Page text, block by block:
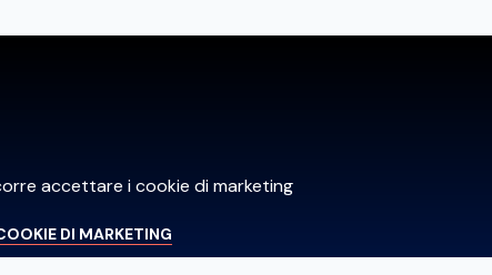
accettare i cookie di marketing
DI MARKETING